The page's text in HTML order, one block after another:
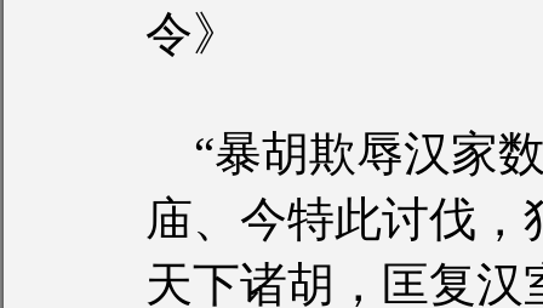
令》
“暴胡欺辱汉家
庙、今特此讨伐
天下诸胡，匡复